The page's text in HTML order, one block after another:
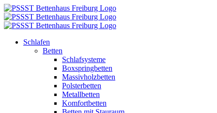
Zum
Inhalt
springen
Schlafen
Betten
Schlafsysteme
Boxspringbetten
Massivholzbetten
Polsterbetten
Metallbetten
Komfortbetten